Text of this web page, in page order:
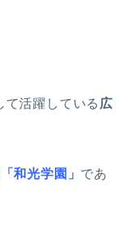
活躍している 広
和光学園」 であ